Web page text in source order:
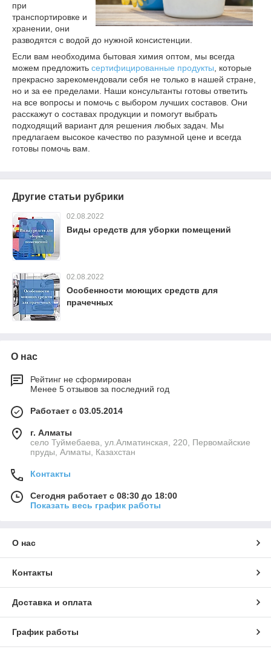
при
транспортировке и
хранении, они
разводятся с водой до нужной консистенции.
Если вам необходима бытовая химия оптом, мы всегда
можем предложить сертифицированные продукты, которые
прекрасно зарекомендовали себя не только в нашей стране,
но и за ее пределами. Наши консультанты готовы ответить
на все вопросы и помочь с выбором лучших составов. Они
расскажут о составах продукции и помогут выбрать
подходящий вариант для решения любых задач. Мы
предлагаем высокое качество по разумной цене и всегда
готовы помочь вам.
Другие статьи рубрики
02.08.2022
Виды средств для уборки помещений
02.08.2022
Особенности моющих средств для
прачечных
О нас
Рейтинг не сформирован
Менее 5 отзывов за последний год
Работает с 03.05.2014
г. Алматы
село Туймебаева, ул.Алматинская, 220, Первомайские
пруды, Алматы, Казахстан
Контакты
Сегодня работает с 08:30 до 18:00
Показать весь график работы
О нас
Контакты
Доставка и оплата
График работы